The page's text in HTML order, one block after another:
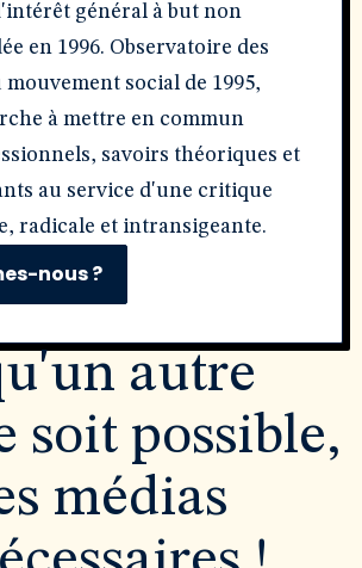
général à but non
en 1996. Observatoire des
mouvement social de 1995,
à mettre en commun
savoirs théoriques et
au service d'une critique
radicale et intransigeante.
nous ?
autre
soit possible,
médias